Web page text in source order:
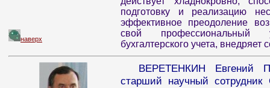
подготовку и реализацию
эффективное преодоление
свой профессиональный
бухгалтерского учета,
наверх
ВЕРЕТЕНКИН Евгений
старший научный